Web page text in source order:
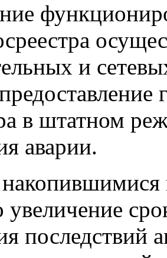
и
в штатном
аварии.
последствий